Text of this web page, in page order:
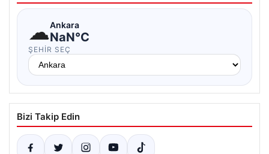
☁Ankara
NaN°C
ŞEHIR SEÇ
Bizi Takip Edin